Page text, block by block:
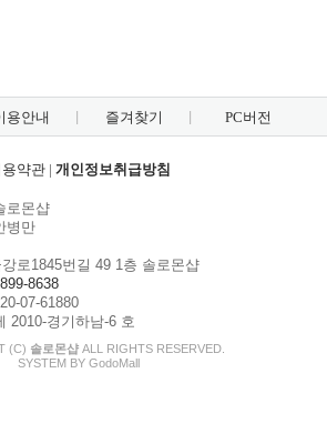
용안내 즐겨찾기 PC버전
용약관| 개인정보취급방침
로몬샵
병만
로1845번길 49 1층 솔로몬샵
8638
07-61880
2010-경기하남-6 호
(C) 솔로몬샵 ALL RIGHTS RESERVED.
SYSTEM BY GodoMall